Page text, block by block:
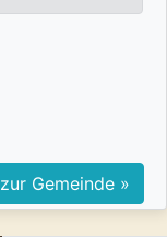
zur Gemeinde »